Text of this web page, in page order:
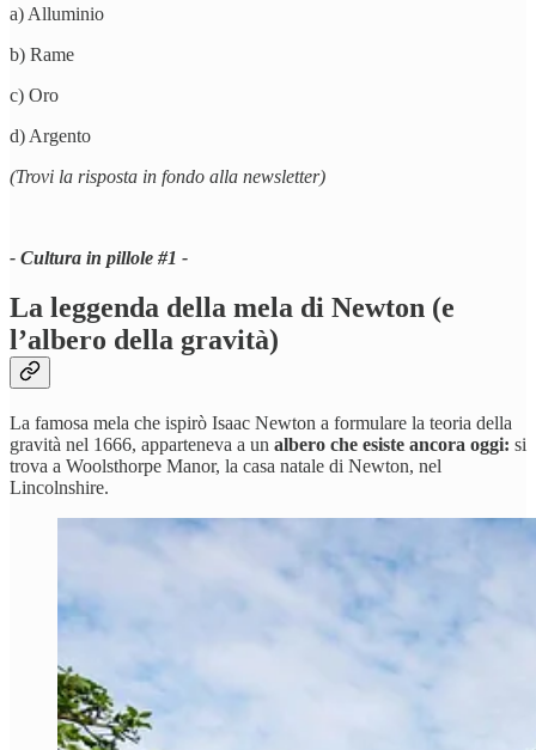
a) Alluminio
b) Rame
c) Oro
d) Argento
(Trovi la risposta in fondo alla newsletter)
- Cultura in pillole #1 -
La leggenda della mela di Newton (e
l’albero della gravità)
La famosa mela che ispirò Isaac Newton a formulare la teoria della
gravità nel 1666, apparteneva a un albero che esiste ancora oggi: si
trova a Woolsthorpe Manor, la casa natale di Newton, nel
Lincolnshire.